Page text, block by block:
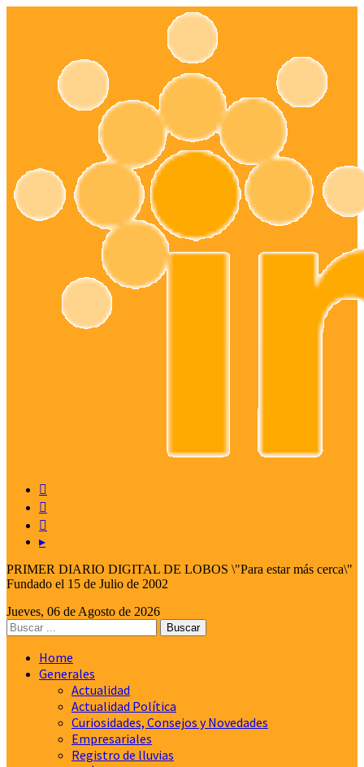



▸
PRIMER DIARIO DIGITAL DE LOBOS \"Para estar más cerca\"
Fundado el 15 de Julio de 2002
Jueves, 06 de Agosto de 2026
Home
Generales
Actualidad
Actualidad Política
Curiosidades, Consejos y Novedades
Empresariales
Registro de lluvias